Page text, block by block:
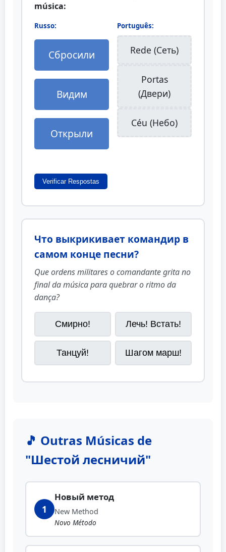
música:
Russo:
Сбросили
Видим
Открыли
Português:
Rede (Сеть)
Portas
(Двери)
Céu (Небо)
Verificar Respostas
Что выкрикивает командир в
самом конце песни?
Que ordens militares o comandante grita no
final da música para quebrar o ritmo da
dança?
Смирно! Лечь! Встать!
Танцуй! Шагом марш!
🎵 Outras Músicas de
"Шестой лесничий"
1
Новый метод
New Method
Novo Método